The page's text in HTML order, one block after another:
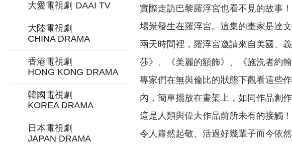
大愛電視劇 DAAI TV
大陸電視劇
CHINA DRAMA
香港電視劇
HONG KONG DRAMA
韓國電視劇
KOREA DRAMA
日本電視劇
JAPAN DRAMA
實際走訪巴黎羅浮宮也看不見的故事
場景發生在羅浮宮。這集的畫家是達文
兩天時間裡，羅浮宮邀請來自美國、
莎》、《美麗的額飾》、《施洗者約翰
專家們在無與倫比的狀態下觀看這些
內，簡單擺放在畫架上，如同作品創作
這是人類與偉大作品前所未有的接觸
令人肅然起敬、活過好幾輩子而今依